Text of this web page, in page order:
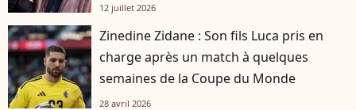
12 juillet 2026
Zinedine Zidane : Son fils Luca pris en
charge après un match à quelques
semaines de la Coupe du Monde
28 avril 2026